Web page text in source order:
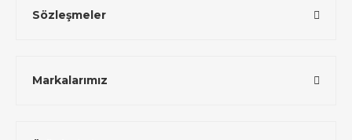
Sözleşmeler
Markalarımız